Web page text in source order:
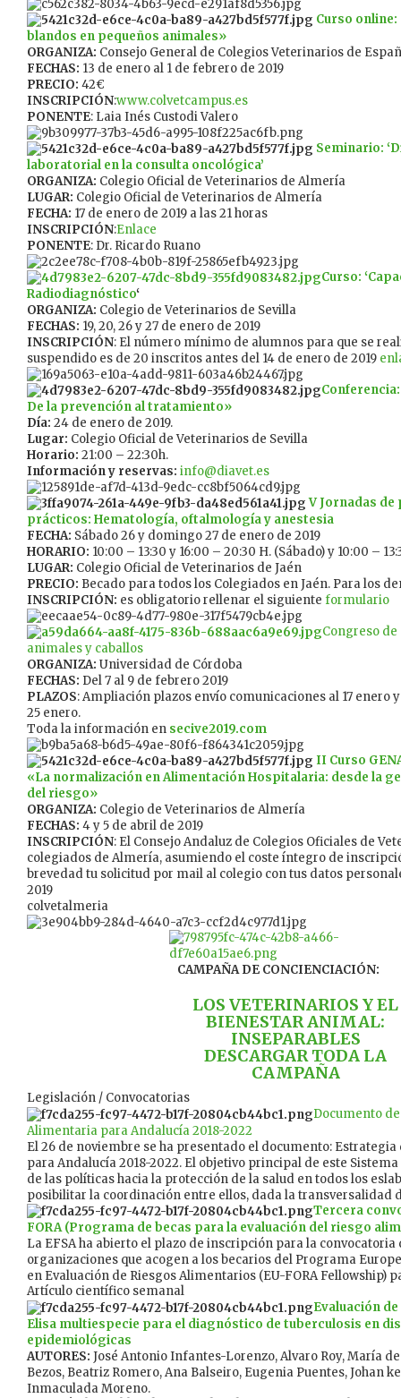
Curso
blandos en pequeños animales»
ORGANIZA: Consejo General de Colegios Veterinarios de
FECHAS: 13 de enero al 1 de febrero de 2019
PRECIO: 42€
INSCRIPCIÓN:www.colvetcampus.es
PONENTE: Laia Inés Custodi Valero
Seminario:
laboratorial en la consulta oncológica’
ORGANIZA: Colegio Oficial de Veterinarios de Almería
LUGAR: Colegio Oficial de Veterinarios de Almería
FECHA: 17 de enero de 2019 a las 21 horas
INSCRIPCIÓN:Enlace
PONENTE: Dr. Ricardo Ruano
Curso:
Radiodiagnóstico‘
ORGANIZA: Colegio de Veterinarios de Sevilla
FECHAS: 19, 20, 26 y 27 de enero de 2019
INSCRIPCIÓN: El número mínimo de alumnos para que se
suspendido es de 20 inscritos antes del 14 de enero de 2019
De la prevención al tratamiento»
Día: 24 de enero de 2019.
Lugar: Colegio Oficial de Veterinarios de Sevilla
Horario: 21:00 – 22:30h.
Información y reservas: info@diavet.es
V Jornadas
prácticos: Hematología, oftalmología y anestesia
FECHA: Sábado 26 y domingo 27 de enero de 2019
HORARIO: 10:00 – 13:30 y 16:00 – 20:30 H. (Sábado) y 10:00 –
LUGAR: Colegio Oficial de Veterinarios de Jaén
PRECIO: Becado para todos los Colegiados en Jaén. Para los
INSCRIPCIÓN: es obligatorio rellenar el siguiente formulario
Congreso
animales y caballos
ORGANIZA: Universidad de Córdoba
FECHAS: Del 7 al 9 de febrero 2019
PLAZOS: Ampliación plazos envío comunicaciones al 17 enero
25 enero.
Toda la información en secive2019.com
II Curso
«La normalización en Alimentación Hospitalaria: desde la
del riesgo»
ORGANIZA: Colegio de Veterinarios de Almería
FECHAS: 4 y 5 de abril de 2019
INSCRIPCIÓN: El Consejo Andaluz de Colegios Oficiales de
colegiados de Almería, asumiendo el coste íntegro de
brevedad tu solicitud por mail al colegio con tus datos
2019
colvetalmeria
CAMPAÑA DE CONCIENCIACIÓN:
LOS VETERINARIOS Y EL
BIENESTAR ANIMAL:
INSEPARABLES
DESCARGAR TODA LA
CAMPAÑA
Legislación / Convocatorias
Documento
Alimentaria para Andalucía 2018-2022
El 26 de noviembre se ha presentado el documento:
para Andalucía 2018-2022. El objetivo principal de este
de las políticas hacia la protección de la salud en todos los
posibilitar la coordinación entre ellos, dada la transversalidad
Tercera
FORA (Programa de becas para la evaluación del riesgo
La EFSA ha abierto el plazo de inscripción para la
organizaciones que acogen a los becarios del Programa
en Evaluación de Riesgos Alimentarios (EU-FORA Fellowship)
Artículo científico semanal
Evaluación
Elisa multiespecie para el diagnóstico de tuberculosis en
epidemiológicas
AUTORES: José Antonio Infantes-Lorenzo, Alvaro Roy, María
Bezos, Beatriz Romero, Ana Balseiro, Eugenia Puentes, Johan
Inmaculada Moreno.